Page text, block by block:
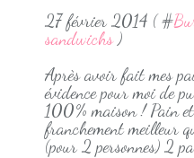
27 février 2014 ( #
sandwichs)
Après avoir fait mes
évidence pour moi de
100% maison ! Pain
franchement meilleur
(pour 2 personnes) 2